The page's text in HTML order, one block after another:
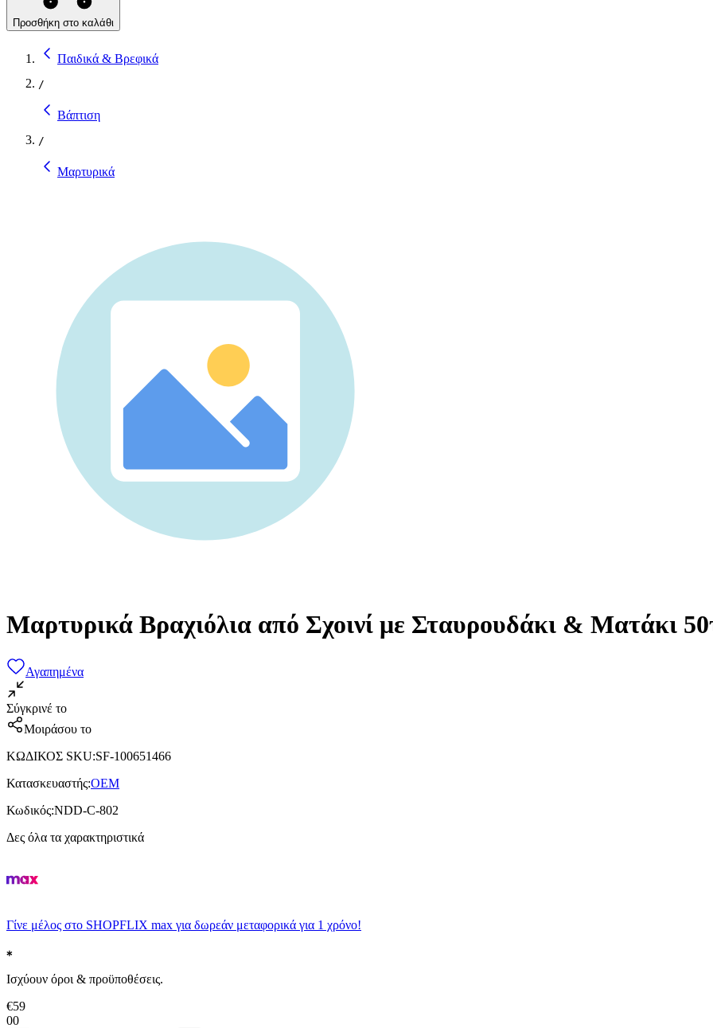
Προσθήκη στο καλάθι
Παιδικά & Βρεφικά
/
Βάπτιση
/
Μαρτυρικά
Μαρτυρικά Βραχιόλια από Σχοινί με Σταυρουδάκι & Ματάκι
Αγαπημένα
Σύγκρινέ το
Μοιράσου το
ΚΩΔΙΚΟΣ SKU:SF-100651466
Κατασκευαστής:OEM
Κωδικός:NDD-C-802
Δες όλα τα χαρακτηριστικά
Γίνε μέλος στο SHOPFLIX max για δωρεάν μεταφορικά για 1 χρόνο!
Ισχύουν όροι & προϋποθέσεις.
€59
00